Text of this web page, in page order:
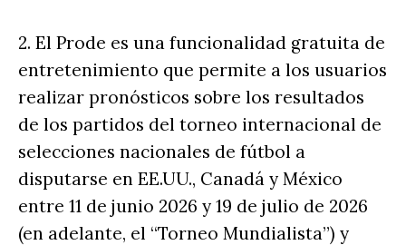
2. El Prode es una funcionalidad gratuita de
entretenimiento que permite a los usuarios
realizar pronósticos sobre los resultados
de los partidos del torneo internacional de
selecciones nacionales de fútbol a
disputarse en EE.UU., Canadá y México
entre 11 de junio 2026 y 19 de julio de 2026
(en adelante, el “Torneo Mundialista”) y